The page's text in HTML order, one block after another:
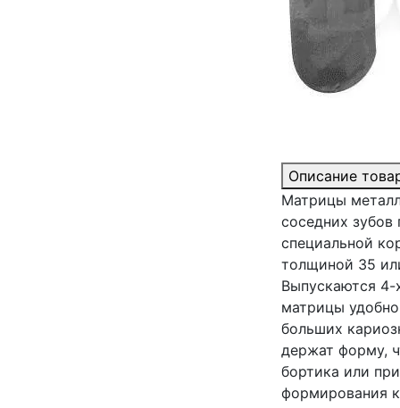
Описание
Матрицы
соседних
специальной
толщиной 35
Выпускаются
матрицы
больших
держат форму,
бортика или
формирования